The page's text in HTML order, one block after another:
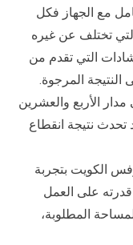
مع الجهاز فكل
تختلف عن غيره
التي تقدم من
المرجوة.
مدار الأربع والعشرين
نتيجة انقطاع
الكويت بتجربة
على العمل
المطلوبة،